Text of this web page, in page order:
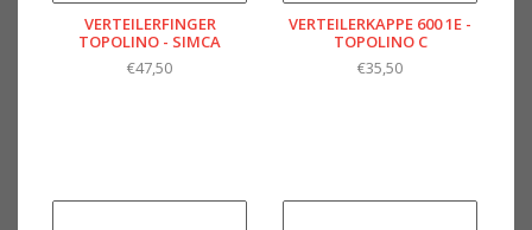
VERTEILERFINGER
TOPOLINO - SIMCA
€47,50
VERTEILERKAPPE 600 1E -
TOPOLINO C
€35,50